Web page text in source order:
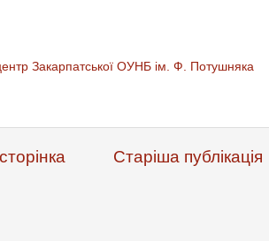
Закарпатської ОУНБ ім. Ф. Потушняка
Старіша публікація